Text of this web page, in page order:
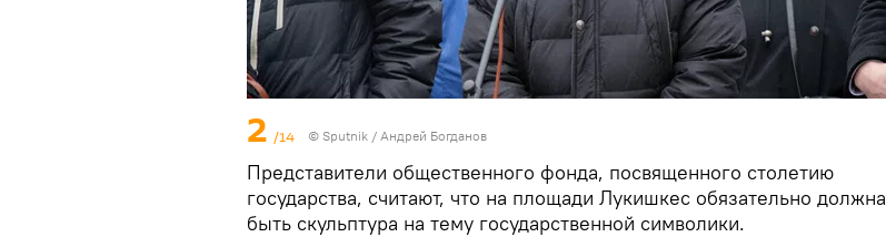
2 /14 © Sputnik / Андрей Богданов
Представители общественного фонда, посвященного столетию
государства, считают, что на площади Лукишкес обязательно должна
быть скульптура на тему государственной символики.